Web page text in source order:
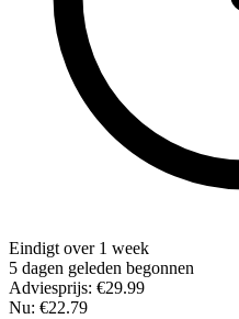
Eindigt over 1 week
5 dagen geleden begonnen
Adviesprijs: €29.99
Nu: €22.79